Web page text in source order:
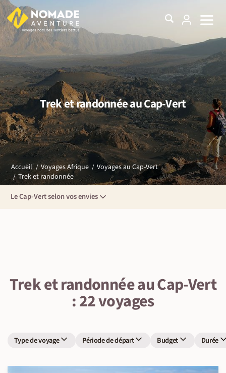
Trek et randonnée au Cap-Vert
Accueil Voyages Afrique
Voyages au Cap-Vert
Trek et randonnée
Le Cap-Vert selon vos envies
Trek et randonnée au Cap-Vert
: 22 voyages
Type de voyage Période de départ Budget Durée